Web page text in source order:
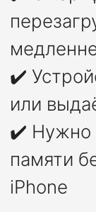
✔️
или
✔️ Нужно
памяти
iPhone